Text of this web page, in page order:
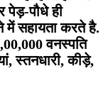
पौधे ही
सहायता करते है.
वनस्पति
स्तनधारी, कीड़े,